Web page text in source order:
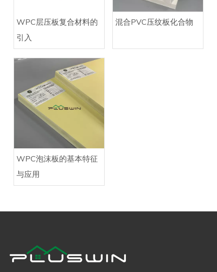
WPC层压板复合材料的
引入
混合PVC压纹板化合物
WPC泡沫板的基本特征
与应用